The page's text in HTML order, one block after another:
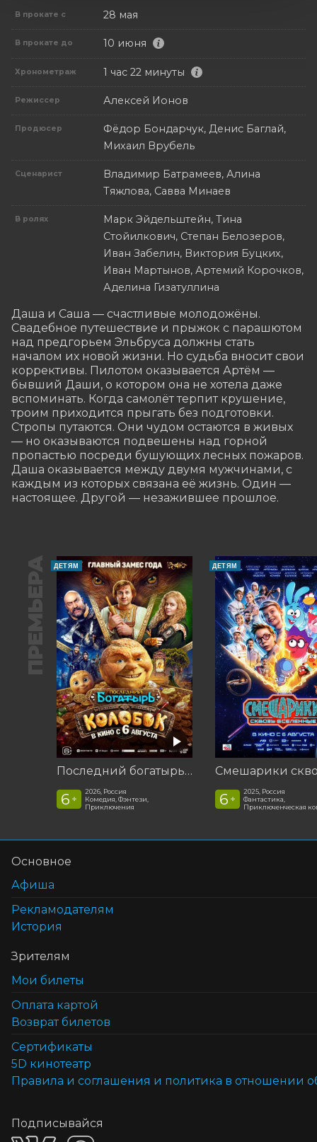
В прокате с 28 мая
В прокате до 10 июня
Хронометраж 1 час 22 минуты
Режиссер Алексей Ионов
Продюсер
Фёдор Бондарчук, Денис Баглай,
Михаил Врубель
Сценарист
Владимир Батрамеев, Алина
Тяжлова, Савва Минаев
В ролях
Марк Эйдельштейн, Тина
Стойилкович, Степан Белозеров,
Иван Забелин, Виктория Буцких,
Иван Мартынов, Артемий Корочков,
Аделина Гизатуллина
Даша и Саша — счастливые молодожёны.
Свадебное путешествие и прыжок с парашютом
над предгорьем Эльбруса должны стать
началом их новой жизни. Но судьба вносит свои
коррективы. Пилотом оказывается Артём —
бывший Даши, о котором она не хотела даже
вспоминать. Когда самолёт терпит крушение,
троим приходится прыгать без подготовки.
Стропы путаются. Они чудом остаются в живых
— но оказываются подвешены над горной
пропастью посреди бушующих лесных пожаров.
Даша оказывается между двумя мужчинами, с
каждым из которых связана её жизнь. Один —
настоящее. Другой — незажившее прошлое.
ПРЕМЬЕРА ДЕТЯМ
Последний богатырь. Колобок
6 +
2026, Россия
Комедия, Фэнтези,
Приключения
ДЕТЯМ
6 +
2025, Россия
Фантастика,
Приключенческая
Основное
Афиша
Рекламодателям
История
Зрителям
Мои билеты
Оплата картой
Возврат билетов
Cертификаты
5D кинотеатр
Правила и соглашения и политика в отношении
Подписывайся